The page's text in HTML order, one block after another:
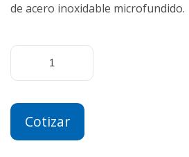
de acero inoxidable microfundido.
Cotizar